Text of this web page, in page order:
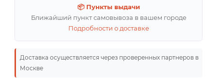
📦 Пункты выдачи
Ближайший пункт самовывоза в вашем городе
Подробности о доставке
Доставка осуществляется через проверенных партнеров в
Москве